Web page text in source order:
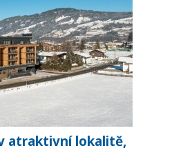
atraktivní lokalitě,